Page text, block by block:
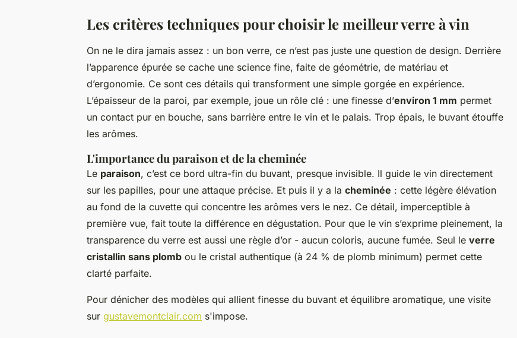
Les critères techniques pour choisir le meilleur verre à vin
On ne le dira jamais assez : un bon verre, ce n’est pas juste une question de design. Derrière
l’apparence épurée se cache une science fine, faite de géométrie, de matériau et
d’ergonomie. Ce sont ces détails qui transforment une simple gorgée en expérience.
L’épaisseur de la paroi, par exemple, joue un rôle clé : une finesse d’environ 1 mm permet
un contact pur en bouche, sans barrière entre le vin et le palais. Trop épais, le buvant étouffe
les arômes.
L'importance du paraison et de la cheminée
Le paraison, c’est ce bord ultra-fin du buvant, presque invisible. Il guide le vin directement
sur les papilles, pour une attaque précise. Et puis il y a la cheminée : cette légère élévation
au fond de la cuvette qui concentre les arômes vers le nez. Ce détail, imperceptible à
première vue, fait toute la différence en dégustation. Pour que le vin s’exprime pleinement, la
transparence du verre est aussi une règle d’or - aucun coloris, aucune fumée. Seul le verre
cristallin sans plomb ou le cristal authentique (à 24 % de plomb minimum) permet cette
clarté parfaite.
Pour dénicher des modèles qui allient finesse du buvant et équilibre aromatique, une visite
sur gustavemontclair.com s'impose.